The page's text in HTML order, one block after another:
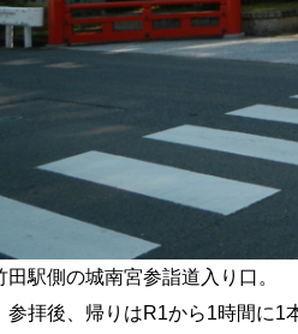
田駅側の城南宮参詣道入り口。
参拝後、帰りはR1から1時間に1